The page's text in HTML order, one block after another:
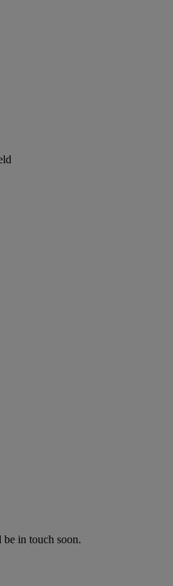
in touch soon.